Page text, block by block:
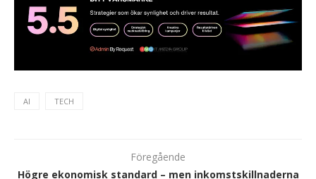
AI TECH
Föregående
Högre ekonomisk standard – men inkomstskillnaderna